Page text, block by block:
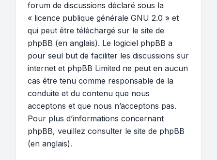
forum de discussions déclaré sous la
« licence publique générale GNU 2.0 » et
qui peut être téléchargé sur le site de
phpBB (en anglais). Le logiciel phpBB a
pour seul but de faciliter les discussions sur
internet et phpBB Limited ne peut en aucun
cas être tenu comme responsable de la
conduite et du contenu que nous
acceptons et que nous n’acceptons pas.
Pour plus d’informations concernant
phpBB, veuillez consulter le site de phpBB
(en anglais).